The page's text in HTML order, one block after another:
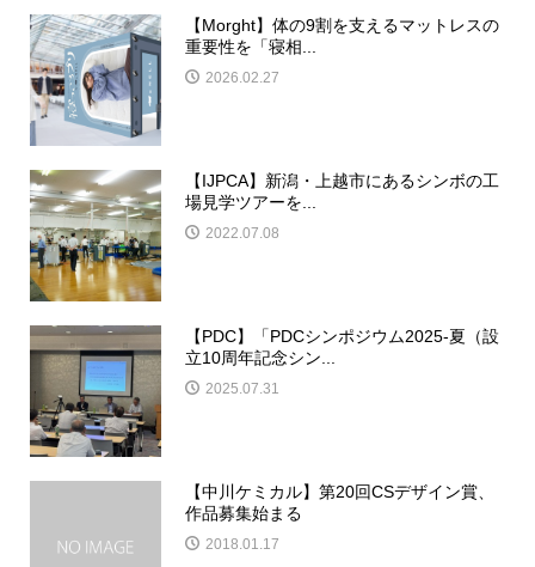
【Morght】体の9割を支えるマットレスの
重要性を「寝相...
2026.02.27
【IJPCA】新潟・上越市にあるシンボの工
場見学ツアーを...
2022.07.08
【PDC】「PDCシンポジウム2025-夏（設
立10周年記念シン...
2025.07.31
【中川ケミカル】第20回CSデザイン賞、
作品募集始まる
2018.01.17